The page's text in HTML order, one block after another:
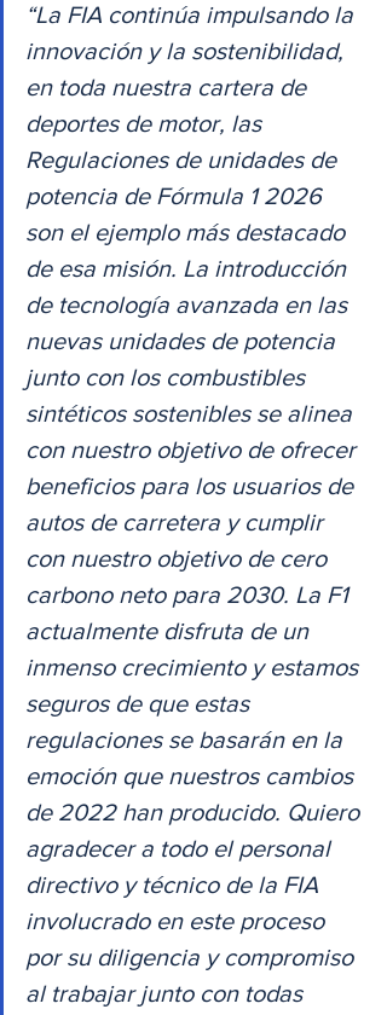
“La FIA continúa impulsando la
innovación y la sostenibilidad,
en toda nuestra cartera de
deportes de motor, las
Regulaciones de unidades de
potencia de Fórmula 1 2026
son el ejemplo más destacado
de esa misión. La introducción
de tecnología avanzada en las
nuevas unidades de potencia
junto con los combustibles
sintéticos sostenibles se alinea
con nuestro objetivo de ofrecer
beneficios para los usuarios de
autos de carretera y cumplir
con nuestro objetivo de cero
carbono neto para 2030. La F1
actualmente disfruta de un
inmenso crecimiento y estamos
seguros de que estas
regulaciones se basarán en la
emoción que nuestros cambios
de 2022 han producido. Quiero
agradecer a todo el personal
directivo y técnico de la FIA
involucrado en este proceso
por su diligencia y compromiso
al trabajar junto con todas